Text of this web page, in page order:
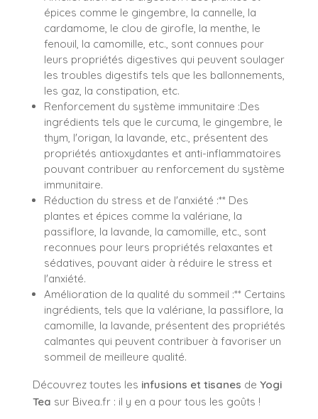
épices comme le gingembre, la cannelle, la
cardamome, le clou de girofle, la menthe, le
fenouil, la camomille, etc., sont connues pour
leurs propriétés digestives qui peuvent soulager
les troubles digestifs tels que les ballonnements,
les gaz, la constipation, etc.
Renforcement du système immunitaire :Des
ingrédients tels que le curcuma, le gingembre, le
thym, l'origan, la lavande, etc., présentent des
propriétés antioxydantes et anti-inflammatoires
pouvant contribuer au renforcement du système
immunitaire.
Réduction du stress et de l'anxiété :** Des
plantes et épices comme la valériane, la
passiflore, la lavande, la camomille, etc., sont
reconnues pour leurs propriétés relaxantes et
sédatives, pouvant aider à réduire le stress et
l'anxiété.
Amélioration de la qualité du sommeil :** Certains
ingrédients, tels que la valériane, la passiflore, la
camomille, la lavande, présentent des propriétés
calmantes qui peuvent contribuer à favoriser un
sommeil de meilleure qualité.
Découvrez toutes les infusions et tisanes de Yogi
Tea sur Bivea.fr : il y en a pour tous les goûts !